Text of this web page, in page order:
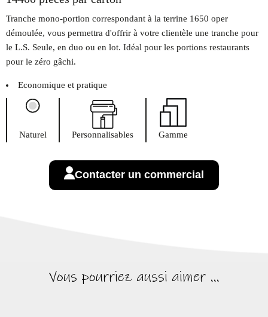
Tranche mono-portion correspondant à la terrine 1650 oper
démoulée, vous permettra d'offrir à votre clientèle une tranche pour
le L.S. Seule, en duo ou en lot. Idéal pour les portions restaurants
pour le zéro gâchi.
Economique et pratique
Naturel Personnalisables Gamme
Contacter un commercial
Vous pourriez aussi aimer ...